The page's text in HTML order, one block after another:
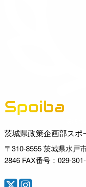
Spoiba
茨城県政策企画部スポ
〒310-8555 茨城県水戸
2846 FAX番号：029-